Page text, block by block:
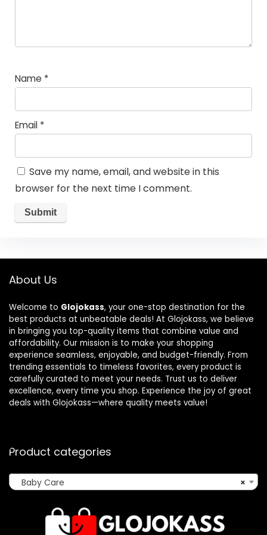
Name *
Email *
Save my name, email, and website in this
browser for the next time I comment.
About Us
Welcome to Glojokass, your one-stop destination for the
best products at unbeatable deals! At Glojokass, we believe
in bringing you top-quality items that combine value and
affordability. Our mission is to make your shopping
experience seamless, enjoyable, and budget-friendly. From
trending essentials to timeless favorites, every product is
carefully curated to meet your needs. Trust us to deliver
excellence, every time you shop. Experience the joy of great
deals with Glojokass—where quality meets value!
Product categories
×
Baby Care